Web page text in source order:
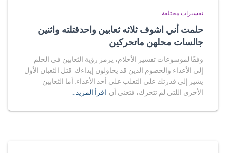
تفسيرات مختلفة
حلمت أني اشوف ثلاثه ثعابين واحدقتلته واثنين
جالسات محلهن ماتحركين
وفقًا لموسوعات تفسير الأحلام، يرمز رؤية الثعابين في الحلم
إلى الأعداء والخصوم الذين قد يحاولون إيذاءك. قتل الثعبان الأول
يشير إلى قدرتك على التغلب على أحد الأعداء. أما الثعابين
الأخرى اللتي لم تتحرك، فتعني أن اقرأ المزيد…